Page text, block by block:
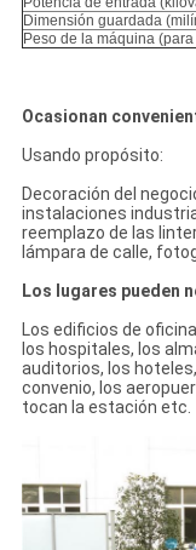
Dimensión guardada
Peso de la máquina
Ocasionan
Usando propósito:
Decoración del
instalaciones
reemplazo de las
lámpara de calle,
Los lugares pueden
Los edificios de
los hospitales, los
auditorios, los
convenio, los
tocan la estación etc.